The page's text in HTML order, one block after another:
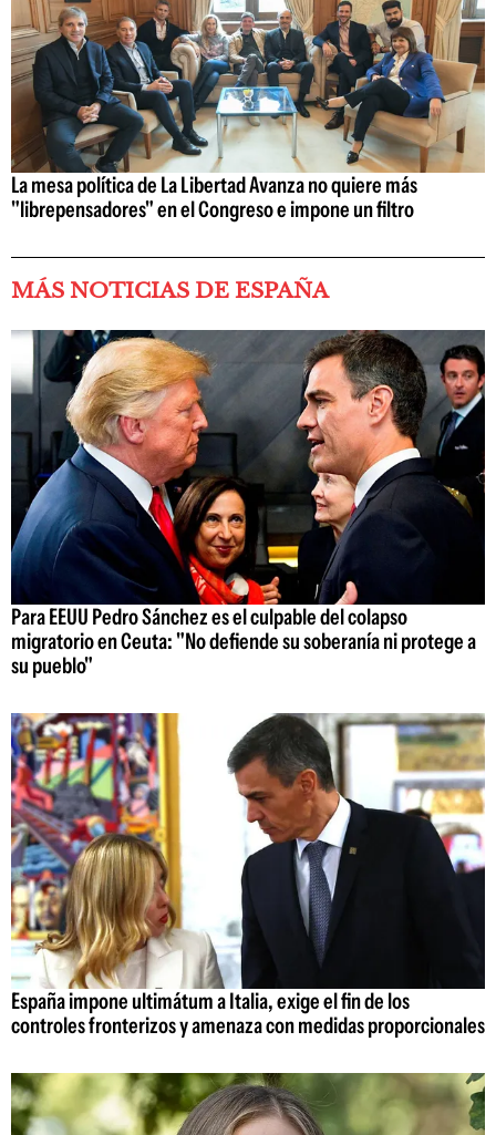
La mesa política de La Libertad Avanza no quiere más
"librepensadores" en el Congreso e impone un filtro
MÁS NOTICIAS DE ESPAÑA
Para EEUU Pedro Sánchez es el culpable del colapso
migratorio en Ceuta: "No defiende su soberanía ni protege a
su pueblo"
España impone ultimátum a Italia, exige el fin de los
controles fronterizos y amenaza con medidas proporcionales